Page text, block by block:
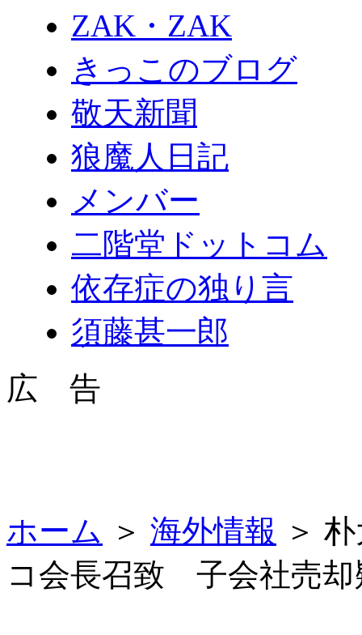
ZAK・ZAK
きっこのブログ
敬天新聞
狼魔人日記
メンバー
二階堂ドットコム
依存症の独り言
須藤甚一郎
広 告
ホーム ＞ 海外情報 ＞
コ会長召致 子会社売却